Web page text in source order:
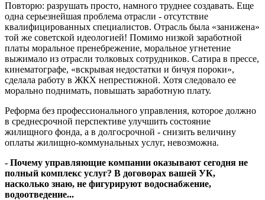
Повторю: разрушать просто, намного труднее создавать. Еще
одна серьезнейшая проблема отрасли - отсутствие
квалифицированных специалистов. Отрасль была «занижена»
той же советской идеологией! Помимо низкой заработной
платы моральное пренебрежение, моральное угнетение
выжимало из отрасли толковых сотрудников. Сатира в прессе,
кинематографе, «вскрывая недостатки и бичуя пороки»,
сделала работу в ЖКХ непрестижной. Хотя следовало ее
морально поднимать, повышать заработную плату.
Реформа без профессионального управления, которое должно
в среднесрочной перспективе улучшить состояние
жилищного фонда, а в долгосрочной - снизить величину
оплаты жилищно-коммунальных услуг, невозможна.
- Почему управляющие компании оказывают сегодня не
полный комплекс услуг? В договорах вашей УК,
насколько знаю, не фигурируют водоснабжение,
водоотведение...